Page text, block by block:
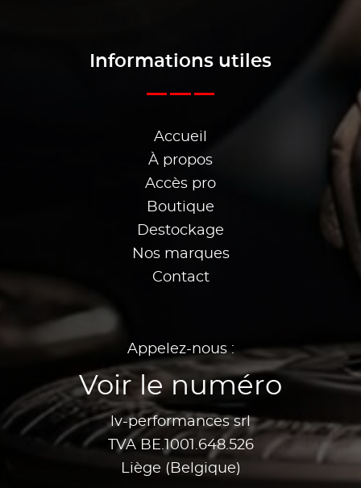
Informations utiles
Accueil
À propos
Accès pro
Boutique
Destockage
Nos marques
Contact
Appelez-nous :
Voir le numéro
lv-performances srl
TVA BE.1001.648.526
Liège (Belgique)